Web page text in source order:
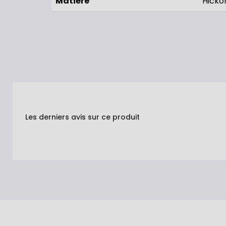
Les derniers avis sur ce produit